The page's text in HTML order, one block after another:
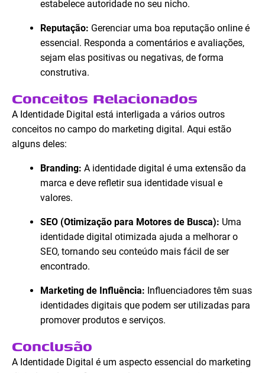
estabelece autoridade no seu nicho.
Reputação: Gerenciar uma boa reputação online é
essencial. Responda a comentários e avaliações,
sejam elas positivas ou negativas, de forma
construtiva.
Conceitos Relacionados
A Identidade Digital está interligada a vários outros
conceitos no campo do marketing digital. Aqui estão
alguns deles:
Branding: A identidade digital é uma extensão da
marca e deve refletir sua identidade visual e
valores.
SEO (Otimização para Motores de Busca): Uma
identidade digital otimizada ajuda a melhorar o
SEO, tornando seu conteúdo mais fácil de ser
encontrado.
Marketing de Influência: Influenciadores têm suas
identidades digitais que podem ser utilizadas para
promover produtos e serviços.
Conclusão
A Identidade Digital é um aspecto essencial do marketing